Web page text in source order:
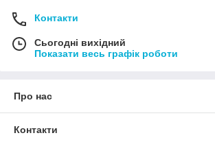
Контакти
Сьогодні вихідний
Показати весь графік роботи
Про нас
Контакти